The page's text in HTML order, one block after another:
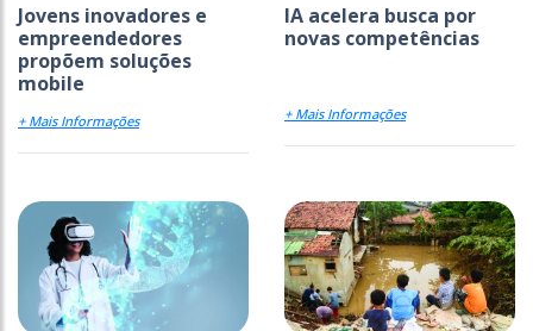
Jovens inovadores e
empreendedores
propõem soluções
mobile
+ Mais Informações
IA acelera busca por
novas competências
+ Mais Informações